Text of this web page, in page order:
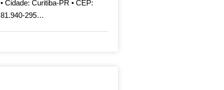
• Cidade: Curitiba-PR • CEP:
81.940-295…